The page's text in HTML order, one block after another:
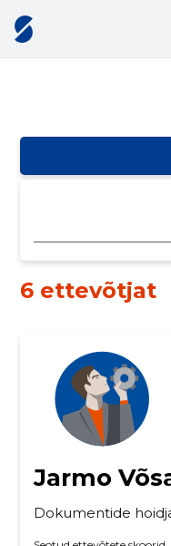
6 ettevõtjat
Jarmo
Dokumentide